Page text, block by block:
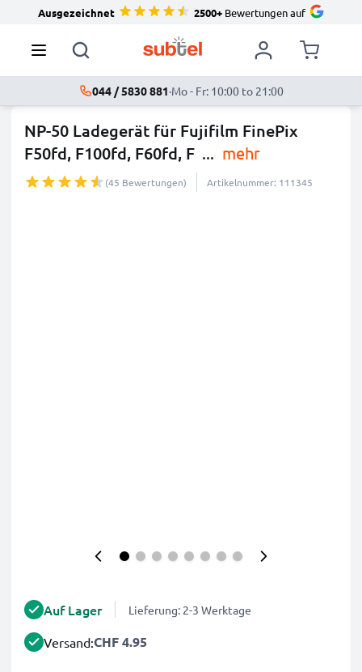
Ausgezeichnet 2500+Bewertungen auf
044 / 5830 881·Mo - Fr: 10:00 to 21:00
NP-50 Ladegerät für Fujifilm FinePix
F50fd, F100fd, F60fd, F ... mehr
(45 Bewertungen) Artikelnummer: 111345
Auf Lager Lieferung: 2-3 Werktage
Versand:CHF 4.95